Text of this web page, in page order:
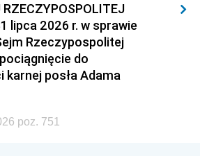
lipca 2026 r. w sprawie
Rzeczypospolitej
do
posła Adama
poz. 751